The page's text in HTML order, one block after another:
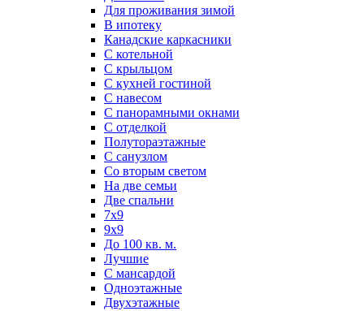
Для проживания зимой
В ипотеку
Канадские каркасники
С котельной
С крыльцом
С кухней гостиной
С навесом
С панорамными окнами
С отделкой
Полутораэтажные
С санузлом
Со вторым светом
На две семьи
Две спальни
7х9
9х9
До 100 кв. м.
Лучшие
С мансардой
Одноэтажные
Двухэтажные